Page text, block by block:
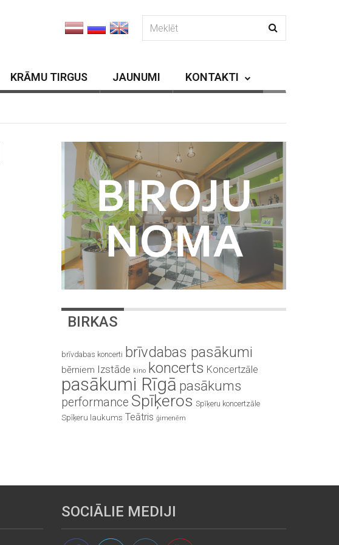
KRĀMU TIRGUS JAUNUMI KONTAKTI
BIRKAS
brīvdabas koncerti brīvdabas pasākumi
bērniem Izstāde kino koncerts Koncertzāle
pasākumi Rīgā pasākums
performance Spīķeros Spīķeru koncertzāle
Spīķeru laukums Teātris ģimenēm
SOCIĀLIE MEDIJI